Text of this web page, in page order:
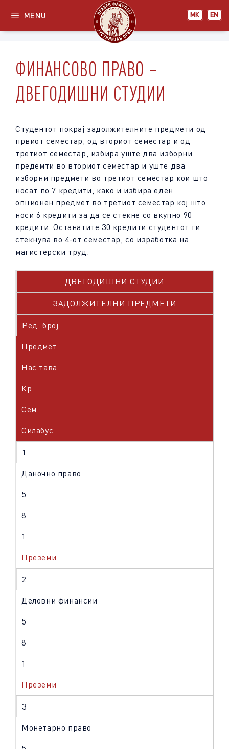
content
МК EN
MENU
ФИНАНСОВО ПРАВО –
ДВЕГОДИШНИ СТУДИИ
Студентот покрај задолжителните предмети од
првиот семестар, од вториот семестар и од
третиот семестар, избира уште два изборни
предемти во вториот семестар и уште два
изборни предмети во третиот семестар кои што
носат по 7 кредити, како и избира еден
опционен предмет во третиот семестар кој што
носи 6 кредити за да се стекне со вкупно 90
кредити. Останатите 30 кредити студентот ги
стекнува во 4-от семестар, со изработка на
магистерски труд.
ДВЕГОДИШНИ СТУДИИ
ЗАДОЛЖИТЕЛНИ ПРЕДМЕТИ
Ред. број
Предмет
Нас тава
Кр.
Сем.
Силабус
1
Даночно право
5
8
1
Преземи
2
Деловни финансии
5
8
1
Преземи
3
Монетарно право